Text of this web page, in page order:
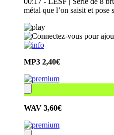
métal que l’on saisit et
MP3 2,40€
WAV 3,60€